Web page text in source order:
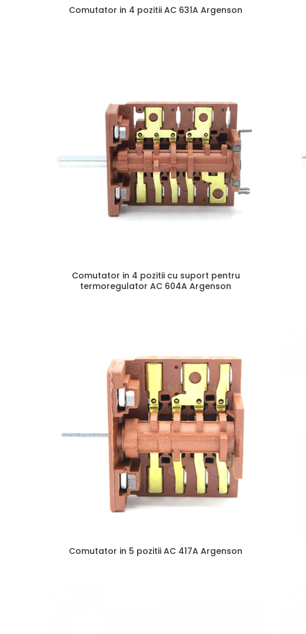
Comutator in 4 pozitii AC 631A Argenson
Comutator in 4 pozitii cu suport pentru
termoregulator AC 604A Argenson
Comutator in 5 pozitii AC 417A Argenson